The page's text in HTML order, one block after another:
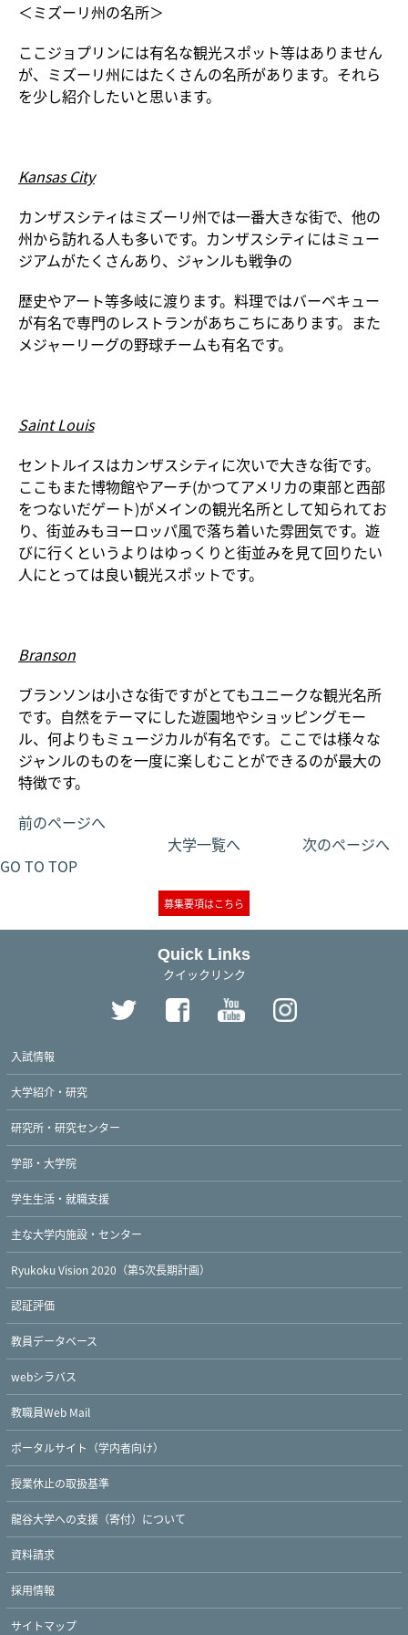
＜ミズーリ州の名所＞
ここジョプリンには有名な観光スポット等はありません
が、ミズーリ州にはたくさんの名所があります。それら
を少し紹介したいと思います。
Kansas City
カンザスシティはミズーリ州では一番大きな街で、他の
州から訪れる人も多いです。カンザスシティにはミュー
ジアムがたくさんあり、ジャンルも戦争の
歴史やアート等多岐に渡ります。料理ではバーベキュー
が有名で専門のレストランがあちこちにあります。また
メジャーリーグの野球チームも有名です。
Saint Louis
セントルイスはカンザスシティに次いで大きな街です。
ここもまた博物館やアーチ(かつてアメリカの東部と西部
をつないだゲート)がメインの観光名所として知られてお
り、街並みもヨーロッパ風で落ち着いた雰囲気です。遊
びに行くというよりはゆっくりと街並みを見て回りたい
人にとっては良い観光スポットです。
Branson
ブランソンは小さな街ですがとてもユニークな観光名所
です。自然をテーマにした遊園地やショッピングモー
ル、何よりもミュージカルが有名です。ここでは様々な
ジャンルのものを一度に楽しむことができるのが最大の
特徴です。
前のページへ
次のページへ
大学一覧へ
GO TO TOP
募集要項はこちら
Quick Links
クイックリンク
入試情報
大学紹介・研究
研究所・研究センター
学部・大学院
学生生活・就職支援
主な大学内施設・センター
Ryukoku Vision 2020（第5次長期計画）
認証評価
教員データベース
webシラバス
教職員Web Mail
ポータルサイト（学内者向け）
授業休止の取扱基準
龍谷大学への支援（寄付）について
資料請求
採用情報
サイトマップ